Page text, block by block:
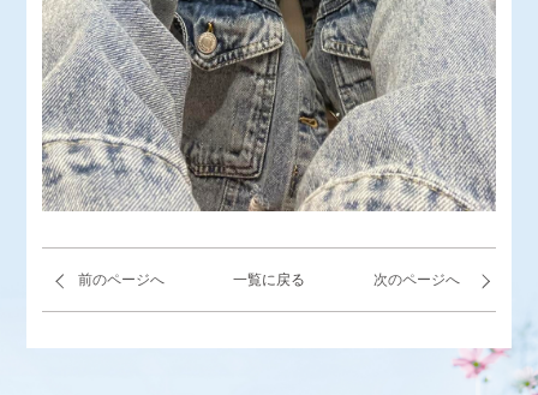
一覧に戻る
前のページへ 次のページへ